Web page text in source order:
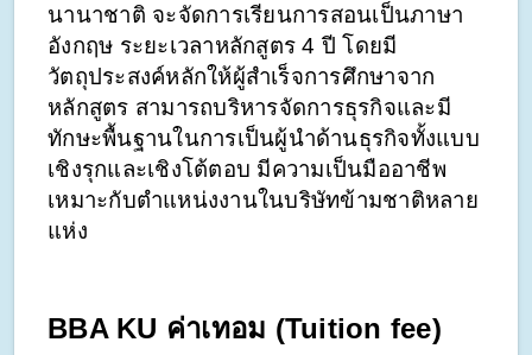
นานาชาติ จะจัดการเรียนการสอนเป็นภาษา
อังกฤษ ระยะเวลาหลักสูตร 4 ปี โดยมี
วัตถุประสงค์หลักให้ผู้สำเร็จการศึกษาจาก
หลักสูตร สามารถบริหารจัดการธุรกิจและมี
ทักษะพื้นฐานในการเป็นผู้นำด้านธุรกิจทั้งแบบ
เชิงรุกและเชิงโต้ตอบ มีความเป็นมืออาชีพ
เหมาะกับตำแหน่งงานในบริษัทข้ามชาติหลาย
แห่ง
BBA KU ค่าเทอม (Tuition fee)